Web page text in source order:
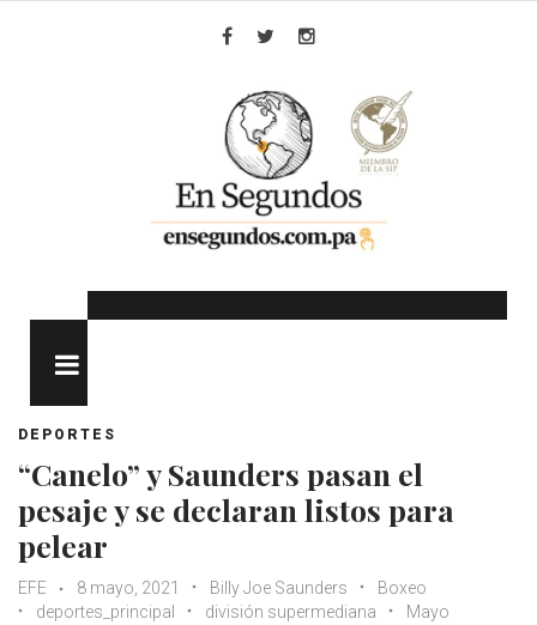
DEPORTES
“Canelo” y Saunders pasan el
pesaje y se declaran listos para
pelear
EFE 8 mayo, 2021 Billy Joe Saunders
Boxeo
deportes_principal
división supermediana
Mayo